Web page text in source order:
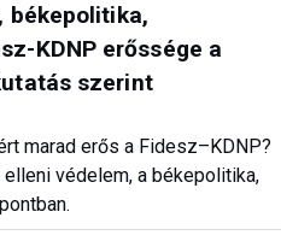
békepolitika,
KDNP erőssége a
szerint
marad erős a Fidesz–KDNP?
védelem, a békepolitika,